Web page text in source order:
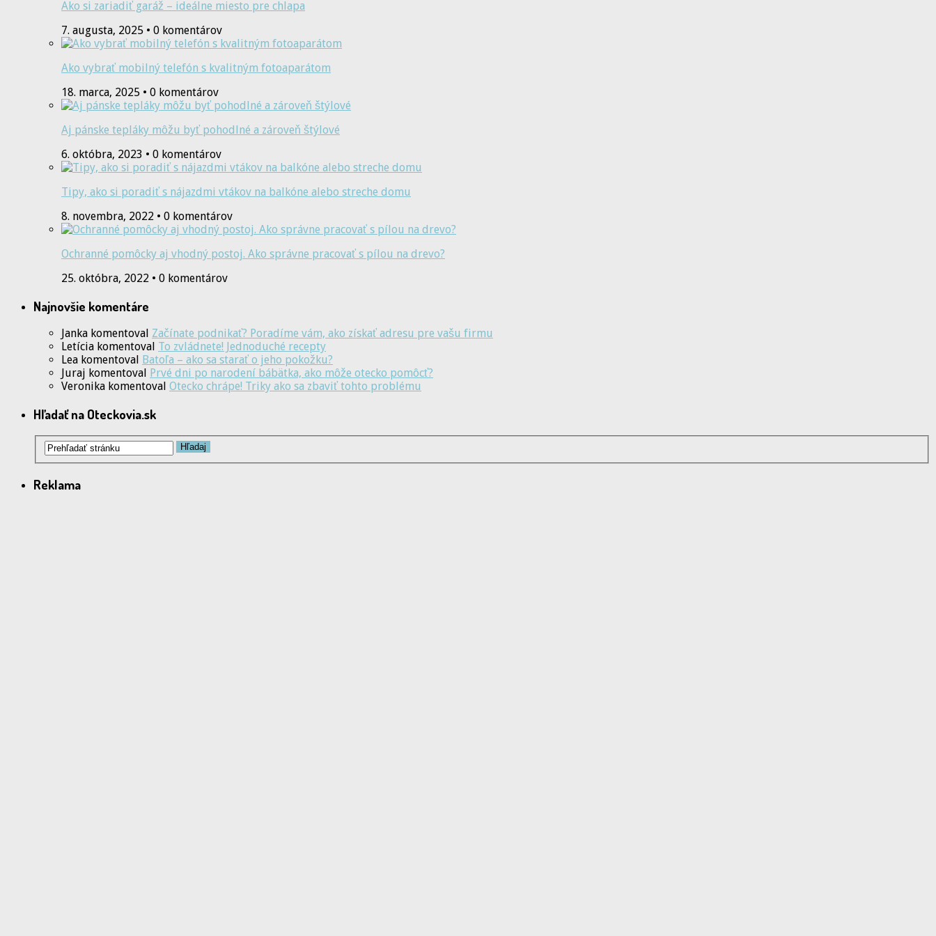
Ako si zariadiť garáž – ideálne miesto pre chlapa
7. augusta, 2025 • 0 komentárov
Ako vybrať mobilný telefón s kvalitným fotoaparátom
18. marca, 2025 • 0 komentárov
Aj pánske tepláky môžu byť pohodlné a zároveň štýlové
6. októbra, 2023 • 0 komentárov
Tipy, ako si poradiť s nájazdmi vtákov na balkóne alebo streche domu
8. novembra, 2022 • 0 komentárov
Ochranné pomôcky aj vhodný postoj. Ako správne pracovať s pílou na drevo?
25. októbra, 2022 • 0 komentárov
Najnovšie komentáre
Janka komentoval Začínate podnikať? Poradíme vám, ako získať adresu pre vašu firmu
Letícia komentoval To zvládnete! Jednoduché recepty
Lea komentoval
Batoľa – ako sa starať o jeho pokožku?
Juraj komentoval
Prvé dni po narodení bábätka, ako môže otecko pomôcť?
Veronika komentoval Otecko chrápe! Triky ako sa zbaviť tohto problému
Hľadať na Oteckovia.sk
Reklama